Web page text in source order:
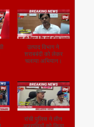
उत्पाद विभाग ने
शराबबंदी को लेकर
चलाया अभियान।
रांची पुलिस ने तीन